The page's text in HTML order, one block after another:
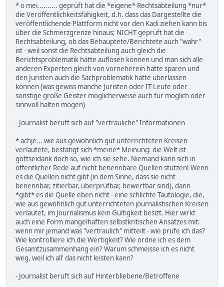
* o mei.......... geprüft hat die *eigene* Rechtsabteilung *nur*
die Veröffentlichkeitsfähigkeit, d.h. dass das Dargestellte die
veröffentlichende Plattform nicht vor den Kadi ziehen kann bis
über die Schmerzgrenze hinaus; NICHT geprüft hat die
Rechtsabteilung, ob das Behauptete/Berichtete auch "wahr"
ist - weil sonst die Rechtsabteilung auch gleich die
Berichtsproblematik hätte auflösen können und man sich alle
anderen Experten gleich von vorneherein hätte sparen und
den Juristen auch die Sachproblematik hätte überlassen
können (was gewiss manche Juristen oder IT-Leute oder
sonstige große Geister möglicherweise auch für möglich oder
sinnvoll halten mögen)
- Journalist beruft sich auf "vertrauliche" Informationen
* achje... wie aus gewöhnlich gut unterrichteten Kreisen
verlautete, bestätigt sich *meine* Meinung: die Welt ist
gottseidank doch so, wie ich sie sehe. Niemand kann sich in
öffentlicher Rede auf nicht benennbare Quellen stützen! Wenn
es die Quellen nicht gibt (in dem Sinne, dass sie nicht
benennbar, zitierbar, überprüfbar, bewertbar sind), dann
*gibt* es die Quelle eben nicht - eine schlichte Tautologie, die,
wie aus gewöhnlich gut unterrichteten journalistischen Kreisen
verlautet, im Journalismus kein Gültigkeit besizt. Hier wirkt
auch eine Form mangelhaften selbstkritischen Ansatzes mit:
wenn mir jemand was "vertraulich" mitteilt - wie prüfe ich das?
Wie kontrolliere ich die Wertigkeit? Wie ordne ich es dem
Gesamtzusammenhang ein? Warum schmeisse ich es nicht
weg, weil ich all' das nicht leisten kann?
- Journalist beruft sich auf Hinterbliebene/Betroffene